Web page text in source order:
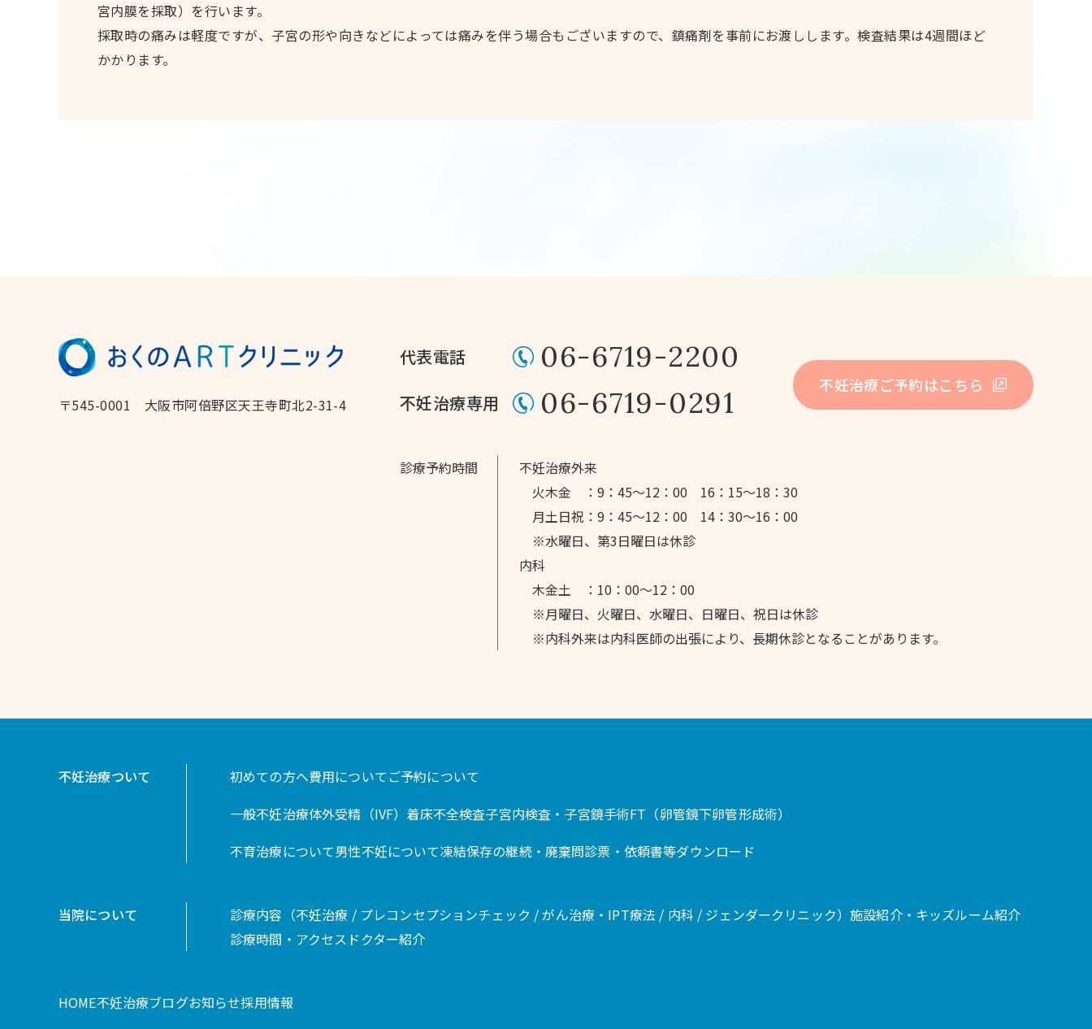
宮内膜を採取）を行います。
採取時の痛みは軽度ですが、子宮の形や向きなどによっては痛みを伴う場合もございますので、鎮痛剤を事前にお渡しします。検査結果は4週間ほど
かかります。
〒545-0001 大阪市阿倍野区天王寺町北2-31-4
代表電話 06-6719-2200
不妊治療専用 06-6719-0291
不妊治療ご予約はこちら
診療予約時間
不妊治療外来
火木金 ： 9：45～12：00 16：15～18：30
月土日祝： 9：45～12：00 14：30～16：00
※水曜日、第3日曜日は休診
内科
木金土 ：10：00～12：00
※月曜日、火曜日、水曜日、日曜日、祝日は休診
※内科外来は内科医師の出張により、長期休診となることがあります。
不妊治療ついて 初めての方へ費用についてご予約について
一般不妊治療体外受精（IVF） 着床不全検査子宮内検査・子宮鏡手術FT（卵管鏡下卵管形成術）
不育治療について男性不妊について凍結保存の継続・廃棄問診票・依頼書等ダウンロード
当院について 診療内容（不妊治療 / プレコンセプションチェック / がん治療・IPT療法 / 内科 / ジェンダークリニック）施設紹介・キッズルーム紹介
診療時間・アクセス ドクター紹介
HOME不妊治療ブログお知らせ採用情報